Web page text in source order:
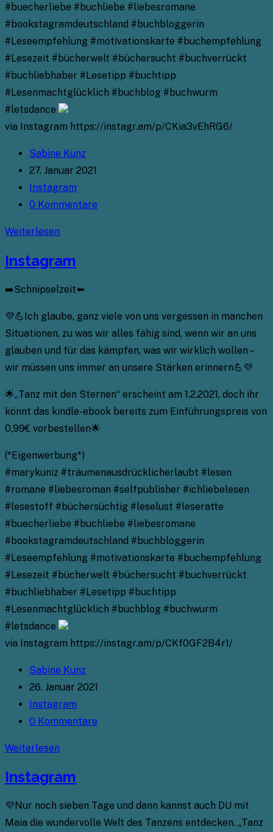
#buecherliebe #buchliebe #liebesromane
#bookstagramdeutschland #buchbloggerin
#Leseempfehlung #motivationskarte #buchempfehlung
#Lesezeit #bücherwelt #büchersucht #buchverrückt
#buchliebhaber #Lesetipp #buchtipp
#Lesenmachtglücklich #buchblog #buchwurm
#letsdance
via Instagram https://instagr.am/p/CKia3vEhRG6/
Beitrags-
Autor:
Sabine Kunz
Beitrag
veröffentlicht:
27. Januar 2021
Beitrags-
Kategorie:
Instagram
Beitrags-
0 Kommentare
Weiterlesen
Instagram
➡️Schnipselzeit⬅️
💜💪Ich glaube, ganz viele von uns vergessen in manchen
Situationen, zu was wir alles fähig sind, wenn wir an uns
glauben und für das kämpfen, was wir wirklich wollen –
wir müssen uns immer an unsere Stärken erinnern💪💜
🌟„Tanz mit den Sternen“ erscheint am 1.2.2021, doch ihr
könnt das kindle-ebook bereits zum Einführungspreis von
0,99€ vorbestellen🌟
(*Eigenwerbung*)
#marykuniz #träumenausdrücklicherlaubt #lesen
#romane #liebesroman #selfpublisher #ichliebelesen
#lesestoff #büchersüchtig #leselust #leseratte
#buecherliebe #buchliebe #liebesromane
#bookstagramdeutschland #buchbloggerin
#Leseempfehlung #motivationskarte #buchempfehlung
#Lesezeit #bücherwelt #büchersucht #buchverrückt
#buchliebhaber #Lesetipp #buchtipp
#Lesenmachtglücklich #buchblog #buchwurm
#letsdance
via Instagram https://instagr.am/p/CKf0GF2B4r1/
Beitrags-
Autor:
Sabine Kunz
Beitrag
veröffentlicht:
26. Januar 2021
Beitrags-
Kategorie:
Instagram
Beitrags-
0 Kommentare
Weiterlesen
Instagram
💜Nur noch sieben Tage und dann kannst auch DU mit
Maia die wundervolle Welt des Tanzens entdecken. „Tanz